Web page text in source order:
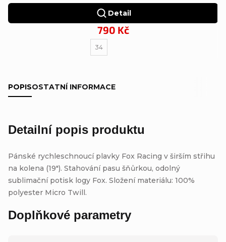
790 Kč
Detail
34
POPISOSTATNÍ INFORMACE
Detailní popis produktu
Pánské rychleschnoucí plavky Fox Racing v širším střihu
na kolena (19"). Stahování pasu šňůrkou, odolný
sublimační potisk logy Fox. Složení materiálu: 100%
polyester Micro Twill.
Doplňkové parametry